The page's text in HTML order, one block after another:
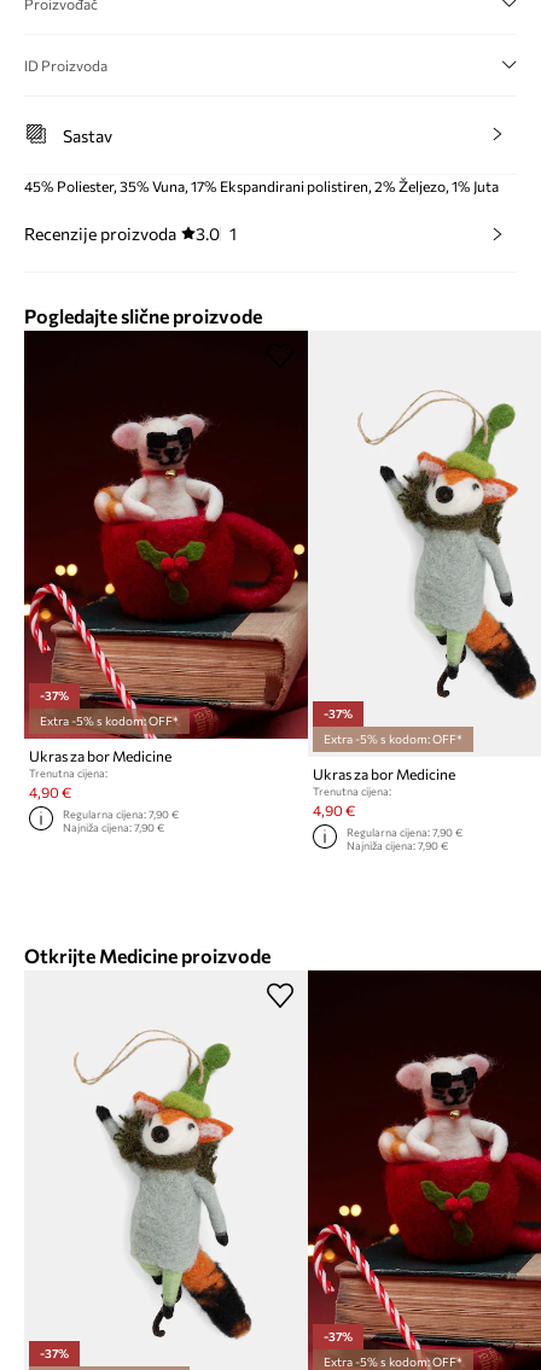
Proizvođač
ID Proizvoda
Sastav
45% Poliester, 35% Vuna, 17% Ekspandirani polistiren, 2% Željezo, 1% Juta
Recenzije proizvoda 3.0 1
Pogledajte slične proizvode
-37%
Extra -5% s kodom: OFF*
Ukras za bor Medicine
Trenutna cijena:
4,90 €
Regularna cijena:7,90 €
Najniža cijena:7,90 €
-37%
Extra -5% s kodom: OFF*
Ukras za bor Medicine
Trenutna cijena:
4,90 €
Regularna cijena: 7,90 €
Najniža cijena: 7,90 €
Otkrijte Medicine proizvode
-37%
-37%
Extra -5% s kodom: OFF*